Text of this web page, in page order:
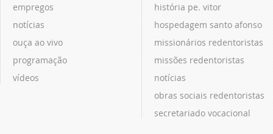
empregos
notícias
ouça ao vivo
programação
vídeos
história pe. vitor
hospedagem santo afonso
missionários redentoristas
missões redentoristas
notícias
obras sociais redentoristas
secretariado vocacional